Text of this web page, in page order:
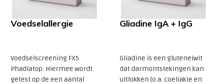
Voedselallergie
Voedselscreening FX5
Phadiatop. Hiermee wordt
getest op de een aantal
Gliadine IgA + IgG
Gliadine is een gluteneiwit
dat darmontstekingen kan
uitlokken (o.a. coeliakie en